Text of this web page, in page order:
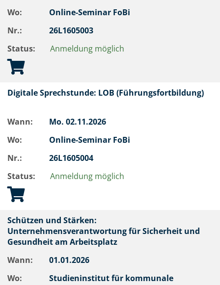
Wo:
Online-Seminar FoBi
Nr.:
26L1605003
Status:
Anmeldung möglich
Digitale Sprechstunde: LOB (Führungsfortbildung)
Wann: Mo. 02.11.2026
Wo:
Online-Seminar FoBi
Nr.:
26L1605004
Status:
Anmeldung möglich
Schützen und Stärken:
Unternehmensverantwortung für Sicherheit und
Gesundheit am Arbeitsplatz
Wann:
01.01.2026
Wo:
Studieninstitut für kommunale